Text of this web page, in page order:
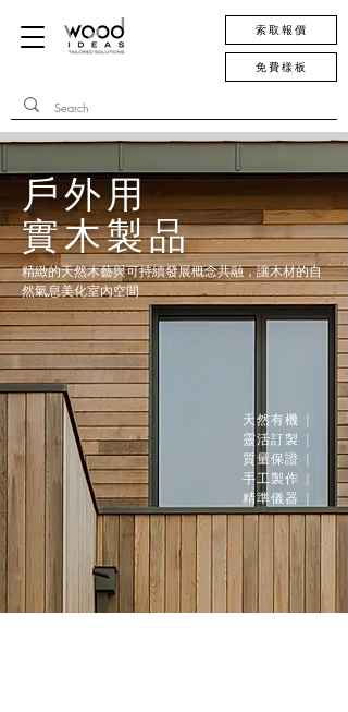
索取報價
免費樣板
戶外用
實木製品
精緻的天然木藝與可持續發展概念共融，讓木材的自
然氣息美化室內空間
天然有機 |
靈活訂製 |
質量保證 |
手工製作 |
精準儀器 |